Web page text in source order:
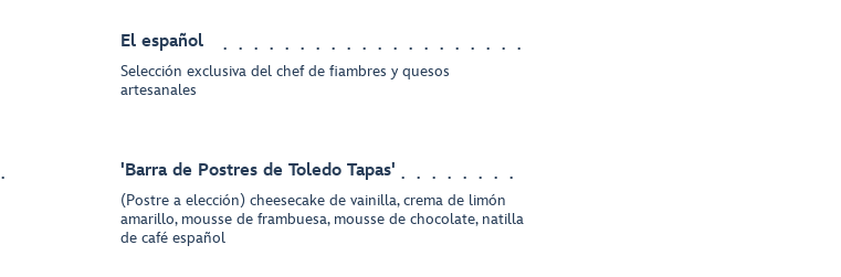
El español
Selección exclusiva del chef de fiambres y quesos
artesanales
'Barra de Postres de Toledo Tapas'
(Postre a elección) cheesecake de vainilla, crema de limón
amarillo, mousse de frambuesa, mousse de chocolate, natilla
de café español